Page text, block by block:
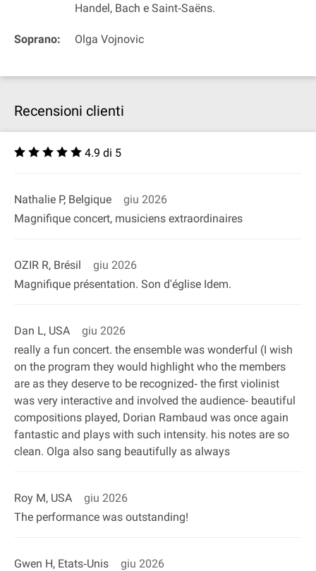
Handel, Bach e Saint‐Saëns.
Soprano: Olga Vojnovic
Recensioni clienti
4.9 di 5
Nathalie P, Belgique
giu 2026
Magnifique concert, musiciens extraordinaires
OZIR R, Brésil
giu 2026
Magnifique présentation. Son d'église Idem.
Dan L, USA
giu 2026
really a fun concert. the ensemble was wonderful (I wish
on the program they would highlight who the members
are as they deserve to be recognized‐ the first violinist
was very interactive and involved the audience‐ beautiful
compositions played, Dorian Rambaud was once again
fantastic and plays with such intensity. his notes are so
clean. Olga also sang beautifully as always
Roy M, USA
giu 2026
The performance was outstanding!
Gwen H, Etats‐Unis
giu 2026